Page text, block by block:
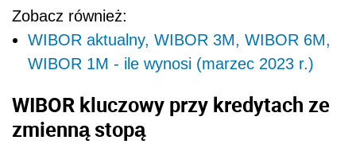
Zobacz również:
WIBOR aktualny, WIBOR 3M, WIBOR 6M,
WIBOR 1M - ile wynosi (marzec 2023 r.)
WIBOR kluczowy przy kredytach ze
zmienną stopą